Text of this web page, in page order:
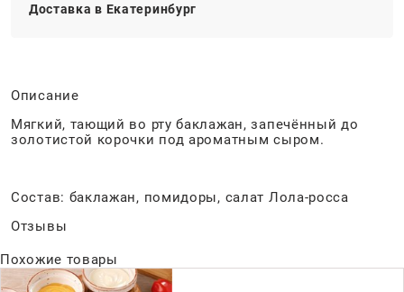
Доставка в Екатеринбург
Описание
Мягкий, тающий во рту баклажан, запечённый до
золотистой корочки под ароматным сыром.
Состав: баклажан, помидоры, салат Лола-росса
Отзывы
Похожие товары